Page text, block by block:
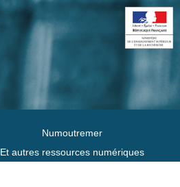
Numoutremer
Et autres ressources numériques